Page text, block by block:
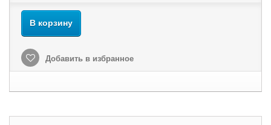
В корзину
Добавить в избранное